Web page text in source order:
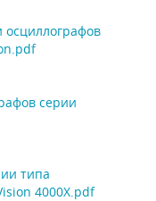
осциллографов
серии
типа
4000X.pdf